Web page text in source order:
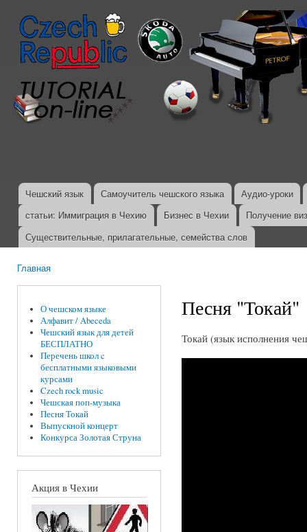
Главное меню
Чешский язык Самоучитель чешского языка
Аудио-уроки
статьи: Иммиграция в Чехию
Бизнес в Чехии
Получение
Существительные, прилагательные, семейства слов
Главная
О чешском языке
Алфавит / Abeceda
Чешский язык для детей
БЕСПЛАТНО
Перечень школ c
бесплатными языковыми
курсами
Czech rock music
Чешская поп-музыка
Песня Токай
Выпускной концерт
Конкурса Золотая Струна
Акция в Чехии
Песня "Токай"
Токай (язык исполнения